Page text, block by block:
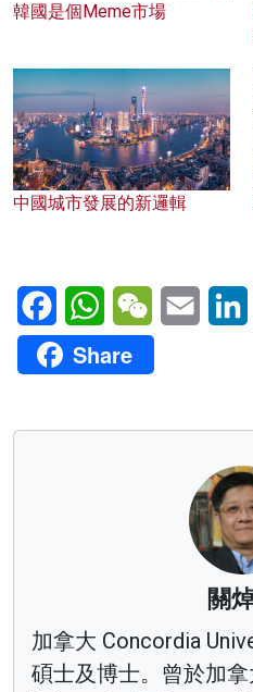
韓國是個Meme市場
中國城市發展的新邏輯
FacebookWhatsAppWeChatEmail
Share
關
加拿大 Concordia
碩士及博士。曾於加